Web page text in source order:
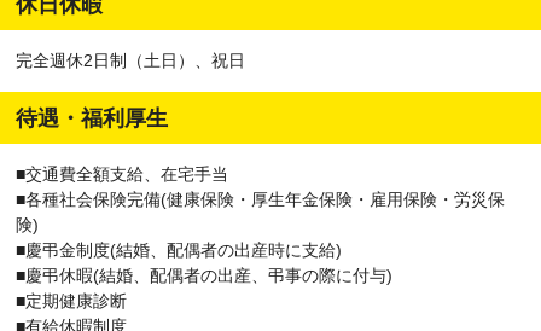
完全週休2日制（土日）、祝日
待遇・福利厚生
■交通費全額支給、在宅手当
■各種社会保険完備(健康保険・厚生年金保険・雇用保険・労災保
険)
■慶弔金制度(結婚、配偶者の出産時に支給)
■慶弔休暇(結婚、配偶者の出産、弔事の際に付与)
■定期健康診断
■有給休暇制度